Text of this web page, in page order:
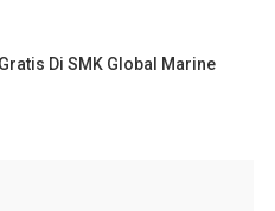
Di SMK Global Marine